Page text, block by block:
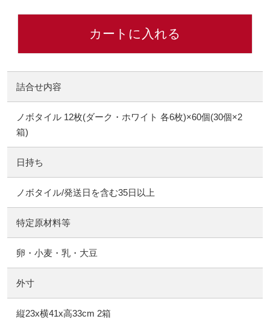
カートに入れる
詰合せ内容
ノボタイル 12枚(ダーク・ホワイト 各6枚)×60個(30個×2
箱)
日持ち
ノボタイル/発送日を含む35日以上
特定原材料等
卵・小麦・乳・大豆
外寸
縦23x横41x高33cm 2箱